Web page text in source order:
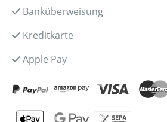
Banküberweisung
Kreditkarte
Apple Pay